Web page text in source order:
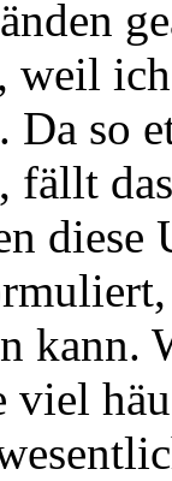
weil
Da so
diese
kann.
viel